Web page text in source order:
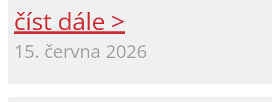
číst dále >
15. června 2026